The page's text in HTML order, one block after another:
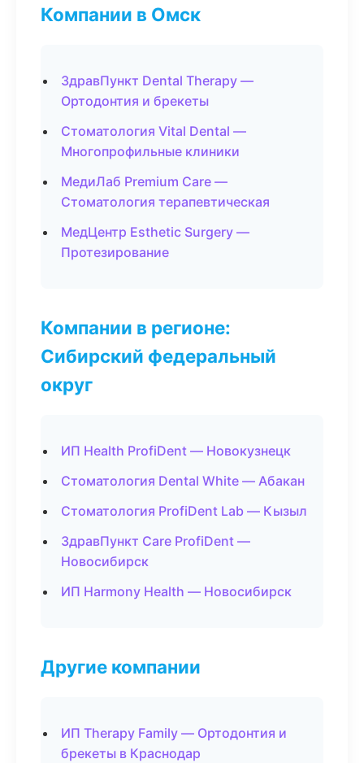
Компании в Омск
ЗдравПункт Dental Therapy —
Ортодонтия и брекеты
Стоматология Vital Dental —
Многопрофильные клиники
МедиЛаб Premium Care —
Стоматология терапевтическая
МедЦентр Esthetic Surgery —
Протезирование
Компании в регионе:
Сибирский федеральный
округ
ИП Health ProfiDent — Новокузнецк
Стоматология Dental White — Абакан
Стоматология ProfiDent Lab — Кызыл
ЗдравПункт Care ProfiDent —
Новосибирск
ИП Harmony Health — Новосибирск
Другие компании
ИП Therapy Family — Ортодонтия и
брекеты в Краснодар